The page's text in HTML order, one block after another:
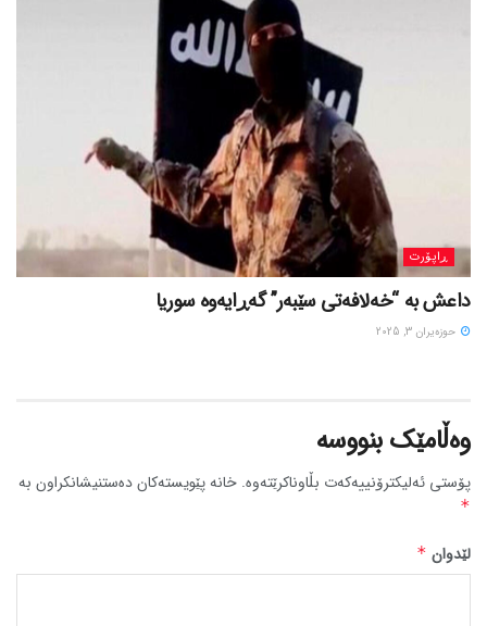
ڕاپۆرت
داعش بە “خەلافەتی سێبەر” گەڕایەوە سوریا
حوزه‌یران 3, 2025
وەڵامێک بنووسە
پۆستی ئەلیکترۆنییەکەت بڵاوناکرێتەوە. خانە پێویستەکان دەستنیشانکراون بە
*
لێدوان *